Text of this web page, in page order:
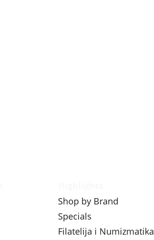
Shop by Brand
Specials
Filatelija i Numizmatika